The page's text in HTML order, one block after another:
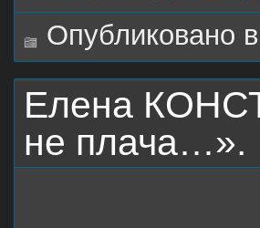
Опубликовано
Елена
не плача…».